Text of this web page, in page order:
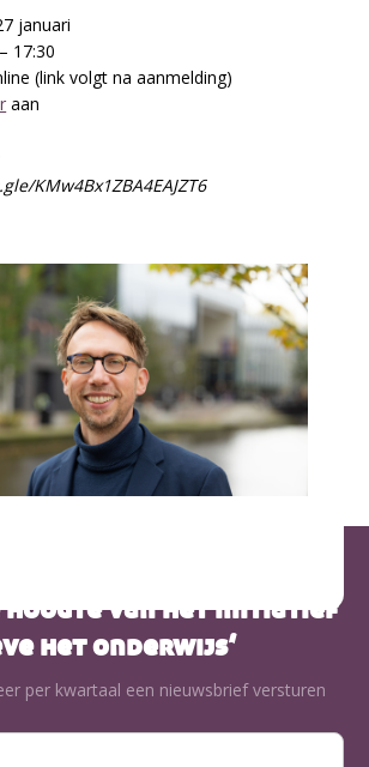
januari
17:30
(link volgt na aanmelding)
aan
KMw4Bx1ZBA4EAJZT6
van het initiatief
het onderwijs’
per kwartaal een nieuwsbrief versturen